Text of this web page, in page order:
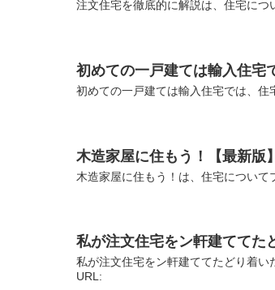
注文住宅を徹底的に解説は、住宅に
初めての一戸建ては輸入住宅
初めての一戸建ては輸入住宅では、
木造家屋に住もう！【最新版】
木造家屋に住もう！は、住宅につい
私が注文住宅をン軒建ててた
私が注文住宅をン軒建ててたどり着い
URL: